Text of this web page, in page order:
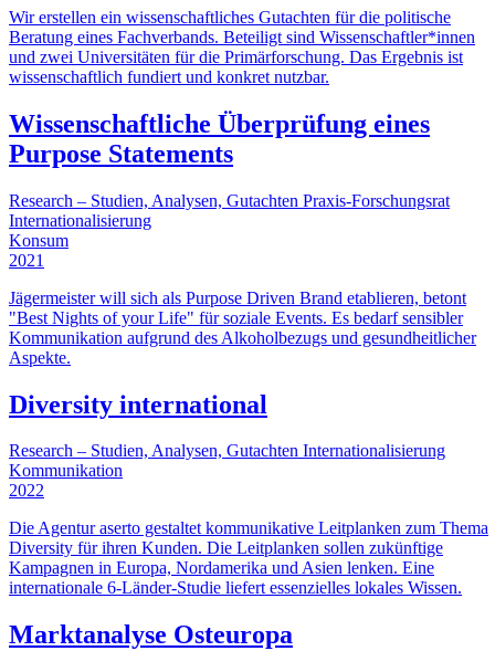
Wir erstellen ein wissenschaftliches Gutachten für die politische
Beratung eines Fachverbands. Beteiligt sind Wissenschaftler*innen
und zwei Universitäten für die Primärforschung. Das Ergebnis ist
wissenschaftlich fundiert und konkret nutzbar.
Wissenschaftliche Überprüfung eines
Purpose Statements
Research – Studien, Analysen, Gutachten Praxis‑Forschungsrat
Internationalisierung
Konsum
2021
Jägermeister will sich als Purpose Driven Brand etablieren, betont
"Best Nights of your Life" für soziale Events. Es bedarf sensibler
Kommunikation aufgrund des Alkoholbezugs und gesundheitlicher
Aspekte.
Diversity international
Research – Studien, Analysen, Gutachten Internationalisierung
Kommunikation
2022
Die Agentur aserto gestaltet kommunikative Leitplanken zum Thema
Diversity für ihren Kunden. Die Leitplanken sollen zukünftige
Kampagnen in Europa, Nordamerika und Asien lenken. Eine
internationale 6-Länder-Studie liefert essenzielles lokales Wissen.
Marktanalyse Osteuropa